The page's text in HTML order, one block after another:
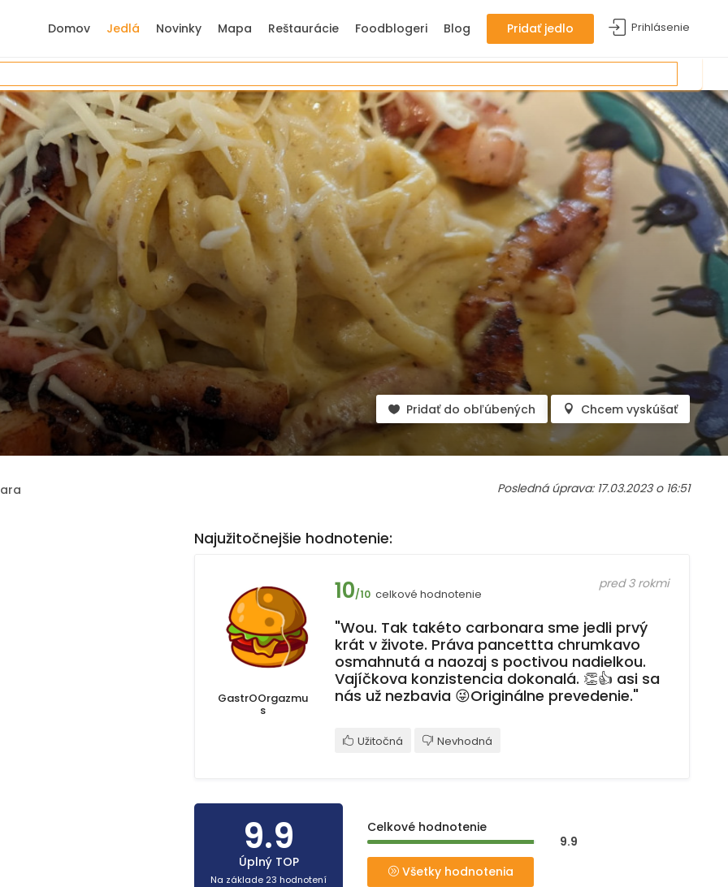
Prihlásenie
Domov Jedlá Novinky Mapa Reštaurácie Foodblogeri Blog Pridať jedlo
Pridať do obľúbených Chcem vyskúšať
Posledná úprava: 17.03.2023 o 16:51
Najužitočnejšie hodnotenie:
GastrOOrgazmu
s
10/10 celkové hodnotenie
pred 3 rokmi
"Wou. Tak takéto carbonara sme jedli prvý
krát v živote. Práva pancettta chrumkavo
osmahnutá a naozaj s poctivou nadielkou.
Vajíčkova konzistencia dokonalá. 👏👍 asi sa
nás už nezbavia 😜Originálne prevedenie."
Užitočná Nevhodná
9.9
Úplný TOP
Na základe 23 hodnotení
Celkové hodnotenie
9.9
Všetky hodnotenia